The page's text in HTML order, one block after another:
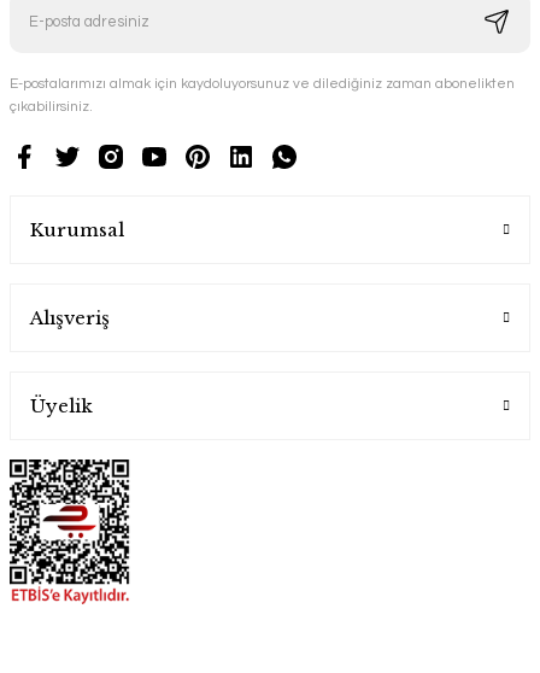
E-postalarımızı almak için kaydoluyorsunuz ve dilediğiniz zaman abonelikten
çıkabilirsiniz.
Kurumsal
Alışveriş
Üyelik